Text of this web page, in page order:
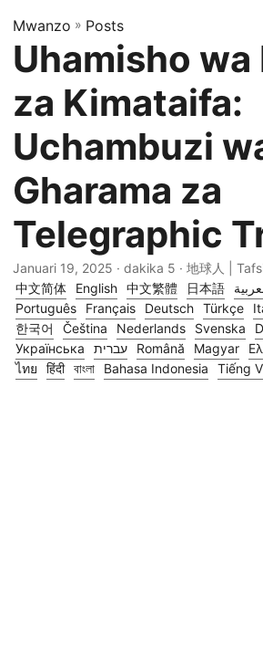
Mwanzo » Posts
Uhamisho wa
za Kimataifa:
Uchambuzi
Gharama za
Telegraphic
Januari 19, 2025 · dakika 5 · 地球人 |
中文简体
English 中文繁體 日本語
Português
Français Deutsch Türkçe
한국어
Čeština Nederlands Svenska
Українська
עברית Română Magyar
ไทย
हिंदी বাংলা Bahasa Indonesia Tiếng